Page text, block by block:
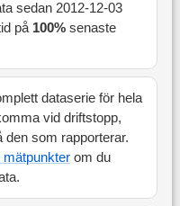
sedan 2012-12-03
på 100% senaste
dataserie för hela
vid driftstopp,
den som rapporterar.
mätpunkterom du